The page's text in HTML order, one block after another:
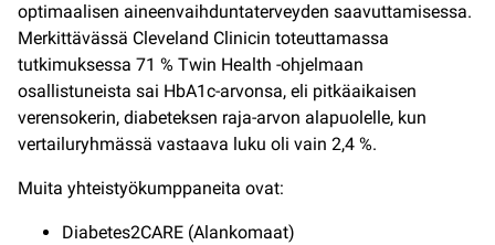
optimaalisen aineenvaihduntaterveyden saavuttamisessa.
Merkittävässä Cleveland Clinicin toteuttamassa
tutkimuksessa 71 % Twin Health -ohjelmaan
osallistuneista sai HbA1c-arvonsa, eli pitkäaikaisen
verensokerin, diabeteksen raja-arvon alapuolelle, kun
vertailuryhmässä vastaava luku oli vain 2,4 %.
Muita yhteistyökumppaneita ovat:
Diabetes2CARE (Alankomaat)